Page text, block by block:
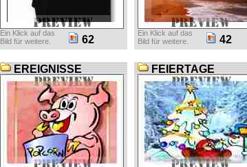
Ein Klick auf das
Bild für weitere.
62
Ein Klick auf das
Bild für weitere.
42
EREIGNISSE FEIERTAGE